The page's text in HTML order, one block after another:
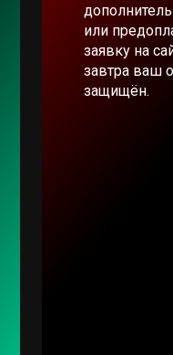
или
заявку на
завтра ваш
защищён.